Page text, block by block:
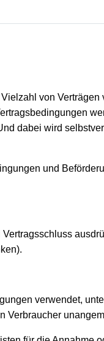
von Verträgen
dabei wird
und
verwendet,
Verbraucher